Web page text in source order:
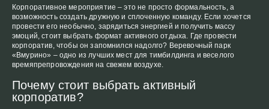
Корпоративное мероприятие – это не просто формальность, а
возможность создать дружную и сплоченную команду. Если хочется
провести его необычно, зарядиться энергией и получить массу
эмоций, стоит выбрать формат активного отдыха. Где провести
корпоратив, чтобы он запомнился надолго? Веревочный парк
«Вмурино» – одно из лучших мест для тимбилдинга и веселого
времяпрепровождения на свежем воздухе.
Почему стоит выбрать активный
корпоратив?